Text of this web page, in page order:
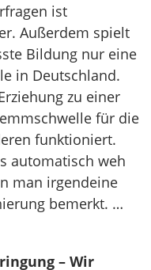
ist
Außerdem spielt
Bildung nur eine
in Deutschland.
zu einer
für die
funktioniert.
automatisch weh
man irgendeine
bemerkt. …
– Wir